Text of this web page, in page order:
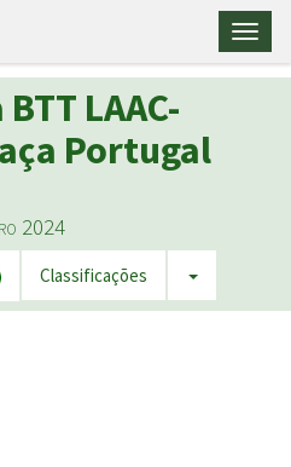
LAAC-
Portugal
2024
Classificações